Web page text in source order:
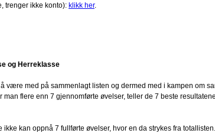
trenger ikke konto): klikk her.
og Herreklasse
være med på sammenlagt listen og dermed med i kampen om
flere enn 7 gjennomførte øvelser, teller de 7 beste
kan oppnå 7 fullførte øvelser, hvor en da strykes fra